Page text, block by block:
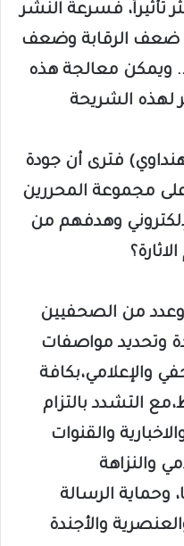
تأثيراً، فسرعة النشر
ضعف الرقابة وضعف
ويمكن معالجة هذه
لهذه الشريحة
هنداوي) فترى أن جودة
على مجموعة المحررين
وهدفهم من
وعدد من الصحفيين
وتحديد مواصفات
التشدد بالتزام
والقنوات
والنزاهة
وحماية الرسالة
والأجندة